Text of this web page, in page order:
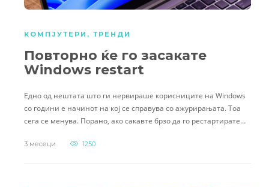
КОМПЈУТЕРИ , ТРЕНДИ
Повторно ќе го засакате
Windows restart
Едно од нештата што ги нервираше корисниците на Windows
со години е начинот на кој се справува со ажурирањата. Тоа
сега се менува. Порано, ако сакавте брзо да го рестартирате…
3 месеци 1250